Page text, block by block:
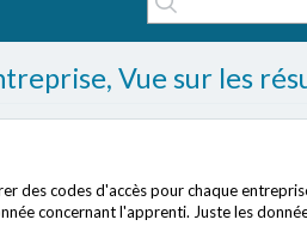
Vue sur les
des codes d'accès pour chaque
concernant l'apprenti. Juste les